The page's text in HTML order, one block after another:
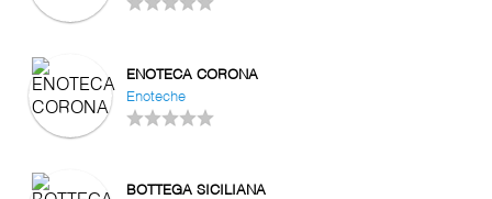
ENOTECA CORONA
Enoteche
BOTTEGA SICILIANA